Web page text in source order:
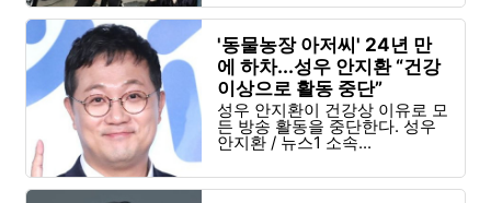
'동물농장 아저씨' 24년 만
에 하차...성우 안지환 “건강
이상으로 활동 중단”
성우 안지환이 건강상 이유로 모
든 방송 활동을 중단한다. 성우
안지환 / 뉴스1 소속...